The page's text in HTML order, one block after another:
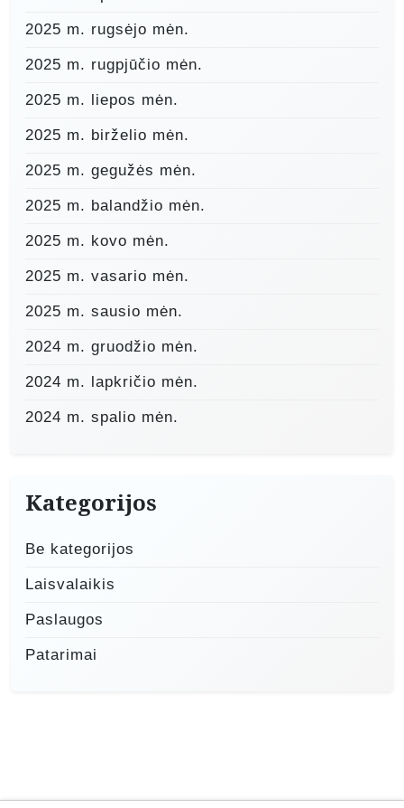
2025 m. rugsėjo mėn.
2025 m. rugpjūčio mėn.
2025 m. liepos mėn.
2025 m. birželio mėn.
2025 m. gegužės mėn.
2025 m. balandžio mėn.
2025 m. kovo mėn.
2025 m. vasario mėn.
2025 m. sausio mėn.
2024 m. gruodžio mėn.
2024 m. lapkričio mėn.
2024 m. spalio mėn.
Kategorijos
Be kategorijos
Laisvalaikis
Paslaugos
Patarimai